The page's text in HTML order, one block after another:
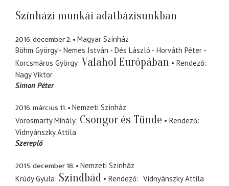
Színházi munkái adatbázisunkban
2016. december 2.
Magyar Színház
Böhm György - Nemes István - Dés László - Horváth Péter -
Korcsmáros György Valahol Európában
Rendező
Nagy Viktor
Simon Péter
2016. március 11.
Nemzeti Színház
Vörösmarty Mihály Csongor és Tünde
Rendező
Vidnyánszky Attila
Szereplő
2015. december 18.
Nemzeti Színház
Krúdy Gyula Szindbád Rendező
Vidnyánszky Attila